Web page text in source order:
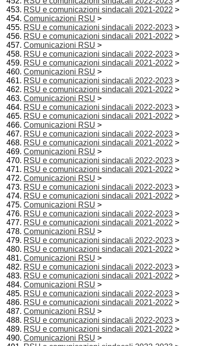
RSU e comunicazioni sindacali 2021-2022 >
Comunicazioni RSU >
RSU e comunicazioni sindacali 2022-2023 >
RSU e comunicazioni sindacali 2021-2022 >
Comunicazioni RSU >
RSU e comunicazioni sindacali 2022-2023 >
RSU e comunicazioni sindacali 2021-2022 >
Comunicazioni RSU >
RSU e comunicazioni sindacali 2022-2023 >
RSU e comunicazioni sindacali 2021-2022 >
Comunicazioni RSU >
RSU e comunicazioni sindacali 2022-2023 >
RSU e comunicazioni sindacali 2021-2022 >
Comunicazioni RSU >
RSU e comunicazioni sindacali 2022-2023 >
RSU e comunicazioni sindacali 2021-2022 >
Comunicazioni RSU >
RSU e comunicazioni sindacali 2022-2023 >
RSU e comunicazioni sindacali 2021-2022 >
Comunicazioni RSU >
RSU e comunicazioni sindacali 2022-2023 >
RSU e comunicazioni sindacali 2021-2022 >
Comunicazioni RSU >
RSU e comunicazioni sindacali 2022-2023 >
RSU e comunicazioni sindacali 2021-2022 >
Comunicazioni RSU >
RSU e comunicazioni sindacali 2022-2023 >
RSU e comunicazioni sindacali 2021-2022 >
Comunicazioni RSU >
RSU e comunicazioni sindacali 2022-2023 >
RSU e comunicazioni sindacali 2021-2022 >
Comunicazioni RSU >
RSU e comunicazioni sindacali 2022-2023 >
RSU e comunicazioni sindacali 2021-2022 >
Comunicazioni RSU >
RSU e comunicazioni sindacali 2022-2023 >
RSU e comunicazioni sindacali 2021-2022 >
Comunicazioni RSU >